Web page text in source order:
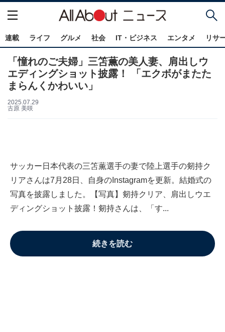
連載 ライフ グルメ 社会 IT・ビジネス エンタメ リサ
「憧れのご夫婦」三笘薫の美人妻、肩出しウ
エディングショット披露！ 「エクボがまたた
まらんくかわいい」
2025.07.29
古原 美咲
サッカー日本代表の三笘薫選手の妻で陸上選手の剱持ク
リアさんは7月28日、自身のInstagramを更新。結婚式の
写真を披露しました。【写真】剱持クリア、肩出しウエ
ディングショット披露！剱持さんは、「す...
続きを読む